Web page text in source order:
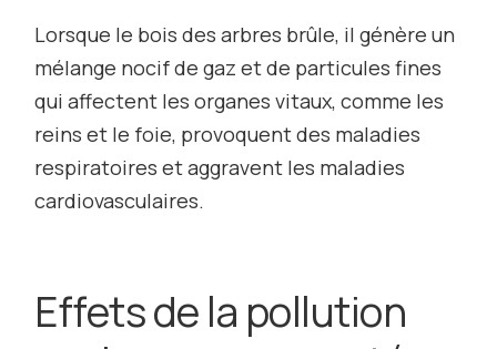
Lorsque le bois des arbres brûle, il génère un
mélange nocif de gaz et de particules fines
qui affectent les organes vitaux, comme les
reins et le foie, provoquent des maladies
respiratoires et aggravent les maladies
cardiovasculaires.
Effets de la pollution